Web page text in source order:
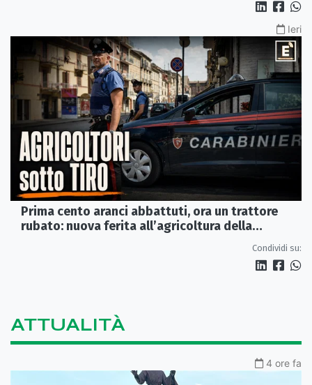
Ieri
Prima cento aranci abbattuti, ora un trattore
rubato: nuova ferita all’agricoltura della
Condividi su:
ATTUALITÀ
4 ore fa